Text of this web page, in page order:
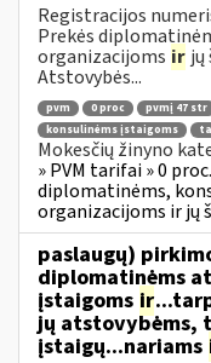
Registracijos
Prekės
organizacijoms ir jų
Atstovybės...
pvm 0 proc pvmį 47 str
konsulinėms įstaigoms
Mokesčių žinyno
» PVM tarifai » 0
diplomatinėms,
organizacijoms ir jų
paslaugų)
diplomatinėms
įstaigoms ir
jų atstovybėms,
įstaigų...nariams